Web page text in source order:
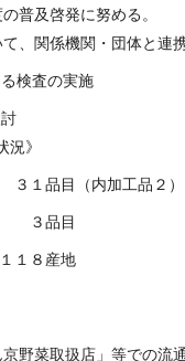
普及啓発に努める。
、関係機関・団体と連
検査の実施
況》
目（内加工品２）
３品目
８産地
野菜取扱店」等での